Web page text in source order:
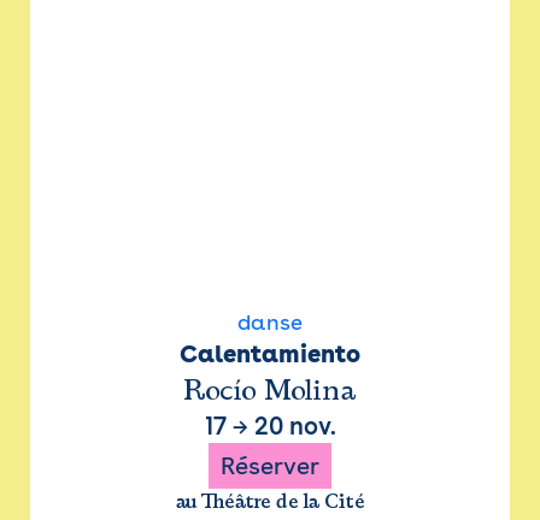
danse
Calentamiento
Rocío Molina
17→ 20 nov.
Réserver
au Théâtre de la Cité